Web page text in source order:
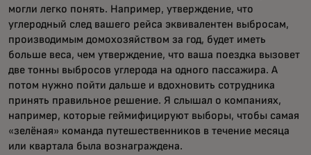
могли легко понять. Например, утверждение, что
углеродный след вашего рейса эквивалентен выбросам,
производимым домохозяйством за год, будет иметь
больше веса, чем утверждение, что ваша поездка вызовет
две тонны выбросов углерода на одного пассажира. А
потом нужно пойти дальше и вдохновить сотрудника
принять правильное решение. Я слышал о компаниях,
например, которые геймифицируют выборы, чтобы самая
«зелёная» команда путешественников в течение месяца
или квартала была вознаграждена.